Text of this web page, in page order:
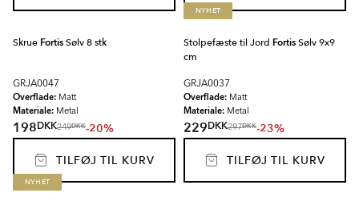
Skrue FortisSølv 8 stk
GRJA0047
Overflade: Matt
Materiale: Metal
198DKK249DKK-20%
TILFØJ TIL KURV
NYHET
Stolpefæste til Jord FortisSølv 9x9
cm
GRJA0037
Overflade: Matt
Materiale: Metal
229DKK297DKK-23%
TILFØJ TIL KURV
NYHET